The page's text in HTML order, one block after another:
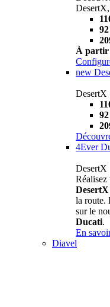
À partir
new
DesertX
4Ever
DesertX
Réalisez
DesertX
la route.
sur le
Ducati.
En
Diavel